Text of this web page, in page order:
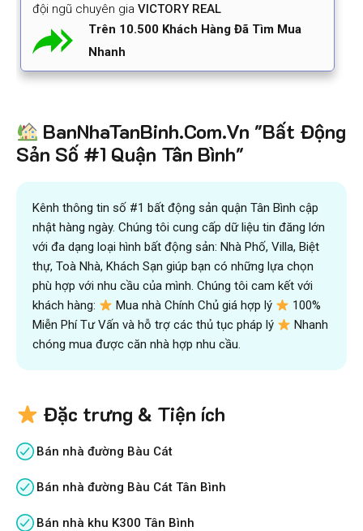
đội ngũ chuyên gia VICTORY REAL
Trên 10.500 Khách Hàng Đã Tìm Mua
Nhanh
BanNhaTanBinh.Com.Vn "Bất Động
Sản Số #1 Quận Tân Bình"
Kênh thông tin số #1 bất động sản quận Tân Bình cập
nhật hàng ngày. Chúng tôi cung cấp dữ liệu tin đăng lớn
với đa dạng loại hình bất động sản: Nhà Phố, Villa, Biệt
thự, Toà Nhà, Khách Sạn giúp bạn có những lựa chọn
phù hợp với nhu cầu của mình. Chúng tôi cam kết với
khách hàng:
Mua nhà Chính Chủ giá hợp lý
100%
Miễn Phí Tư Vấn và hỗ trợ các thủ tục pháp lý
Nhanh
chóng mua được căn nhà hợp nhu cầu.
Đặc trưng & Tiện ích
Bán nhà đường Bàu Cát
Bán nhà đường Bàu Cát Tân Bình
Bán nhà khu K300 Tân Bình